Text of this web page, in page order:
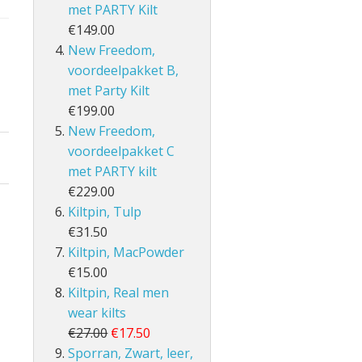
met PARTY Kilt
€149.00
New Freedom,
voordeelpakket B,
met Party Kilt
€199.00
New Freedom,
voordeelpakket C
met PARTY kilt
€229.00
Kiltpin, Tulp
€31.50
Kiltpin, MacPowder
€15.00
Kiltpin, Real men
wear kilts
€27.00 €17.50
Sporran, Zwart, leer,